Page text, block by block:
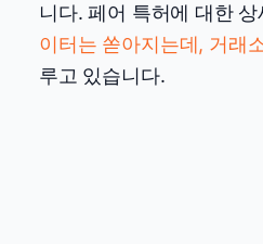
니다. 페어 특허에 대한
이터는 쏟아지는데, 거래
루고 있습니다.